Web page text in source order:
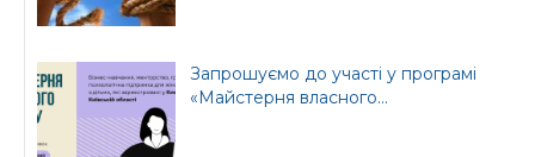
Запрошуємо до участі у програмі
«Майстерня власного...